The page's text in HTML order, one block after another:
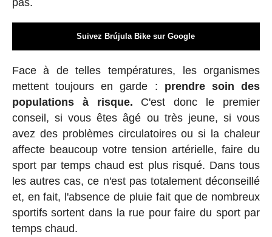
Suivez Brújula Bike sur Google
Face à de telles températures, les organismes
mettent toujours en garde : prendre soin des
populations à risque. C'est donc le premier
conseil, si vous êtes âgé ou très jeune, si vous
avez des problèmes circulatoires ou si la chaleur
affecte beaucoup votre tension artérielle, faire du
sport par temps chaud est plus risqué. Dans tous
les autres cas, ce n'est pas totalement déconseillé
et, en fait, l'absence de pluie fait que de nombreux
sportifs sortent dans la rue pour faire du sport par
temps chaud.